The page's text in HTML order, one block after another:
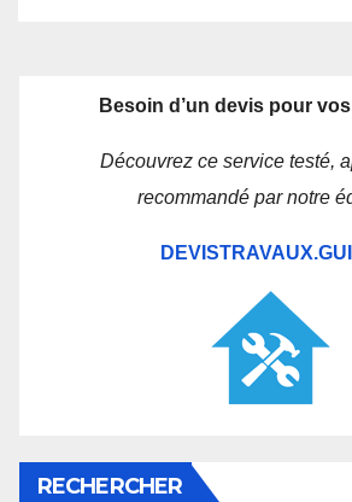
Besoin d’un devis pour
Découvrez ce service testé,
recommandé par notre
RECHERCHER